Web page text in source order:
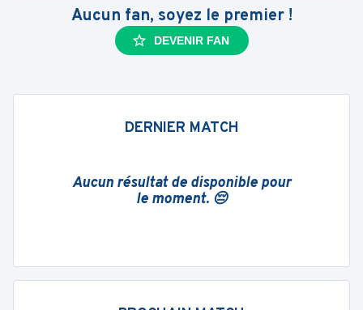
Aucun fan, soyez le premier !
DEVENIR FAN
DERNIER MATCH
Aucun résultat de disponible pour
le moment. 😔